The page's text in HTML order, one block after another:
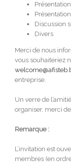
Discussion
Divers
Merci de nous
vous souhaiteriez
entreprise.
Un verre de
organiser, merci
Remarque :
L’invitation est
membres (en